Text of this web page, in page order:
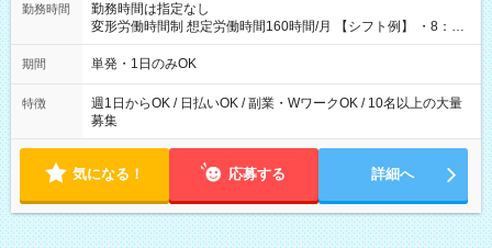
勤務時間
勤務時間は指定なし
変形労働時間制 想定労働時間160時間/月 【シフト例】 ・8：00
～21：00
期間 単発・1日のみOK
特徴
週1日からOK / 日払いOK / 副業・WワークOK / 10名以上の大量
募集
気になる！ 応募する 詳細へ